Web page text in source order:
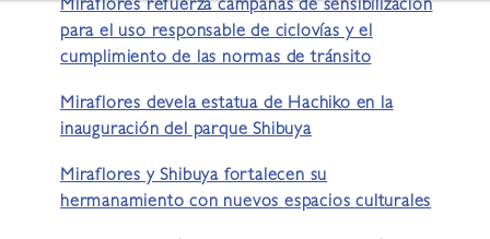
Miraflores refuerza campañas de sensibilización
para el uso responsable de ciclovías y el
cumplimiento de las normas de tránsito
Miraflores devela estatua de Hachiko en la
inauguración del parque Shibuya
Miraflores y Shibuya fortalecen su
hermanamiento con nuevos espacios culturales